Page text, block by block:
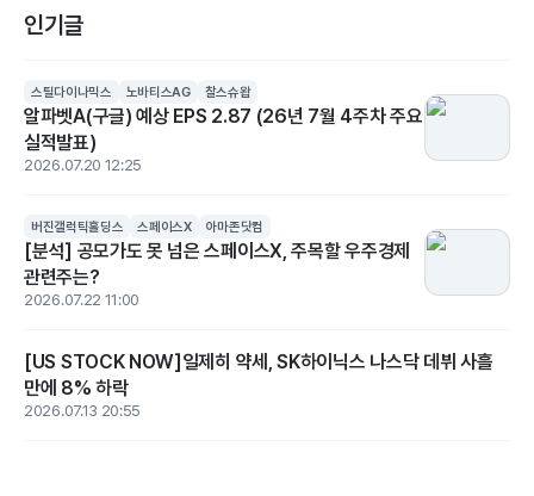
인기글
스틸다이나믹스 노바티스AG 찰스슈왑
알파벳A(구글) 예상 EPS 2.87 (26년 7월 4주차 주요
실적발표)
2026.07.20 12:25
버진갤럭틱홀딩스 스페이스X 아마존닷컴
[분석] 공모가도 못 넘은 스페이스X, 주목할 우주경제
관련주는?
2026.07.22 11:00
[US STOCK NOW]일제히 약세, SK하이닉스 나스닥 데뷔 사흘
만에 8% 하락
2026.07.13 20:55